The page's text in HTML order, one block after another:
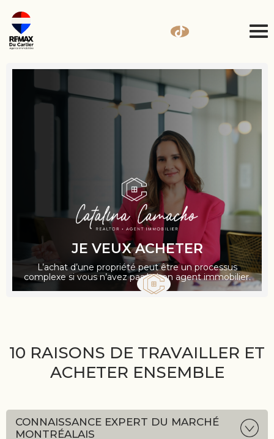
JE VEUX ACHETER
L’achat d’une propriété peut être un processus
complexe si vous n’avez pas le bon agent immobilier.
10 RAISONS DE TRAVAILLER ET
ACHETER ENSEMBLE
CONNAISSANCE EXPERT DU MARCHÉ
MONTRÉALAIS